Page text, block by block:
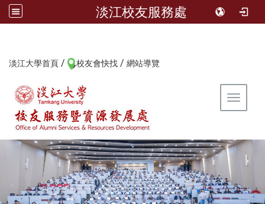
淡江校友服務處
淡江大學首頁 / 校友會快找 / 網站導覽
Toggle